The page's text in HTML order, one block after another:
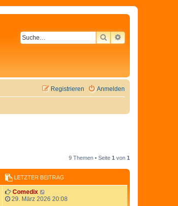
SUCHEERWEITERTE
Anmelden
Registrieren
9 Themen • Seite 1 von 1
LETZTER BEITRAG
Comedix
29. März 2026 20:08